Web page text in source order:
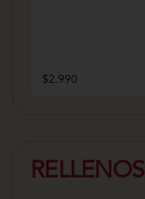
$2.990
RELLENOS